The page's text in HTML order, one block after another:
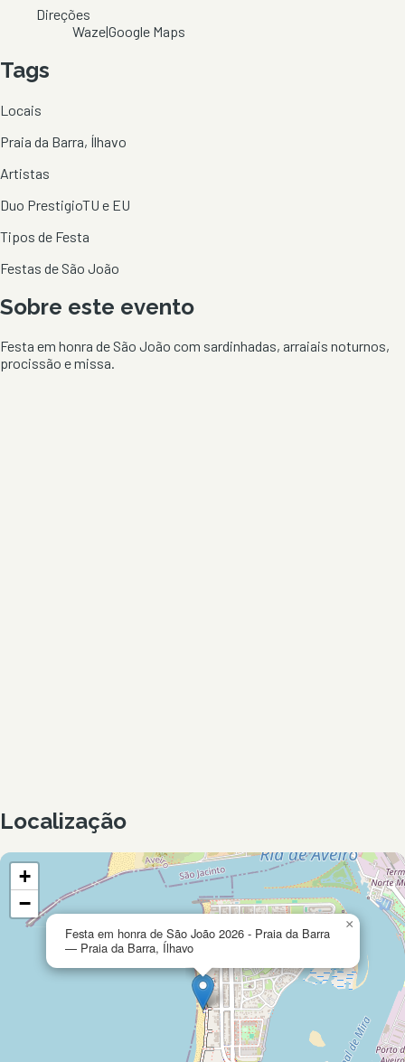
Direções
Waze|Google Maps
Tags
Locais
Praia da Barra, Ílhavo
Artistas
Duo PrestigioTU e EU
Tipos de Festa
Festas de São João
Sobre este evento
Festa em honra de São João com sardinhadas, arraiais noturnos,
procissão e missa.
Localização
Festa em honra de São João 2026 - Praia da Barra
— Praia da Barra, Ílhavo
×
+
−